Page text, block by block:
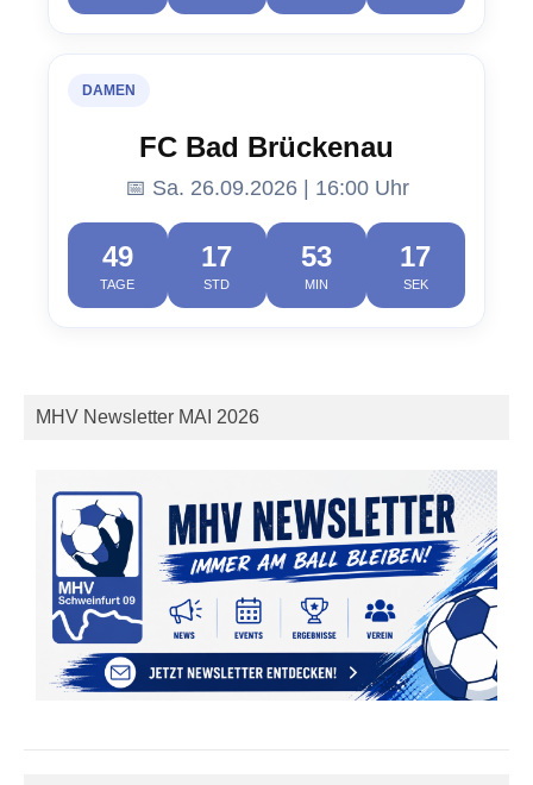
DAMEN
FC Bad Brückenau
📅 Sa. 26.09.2026 | 16:00 Uhr
49
TAGE
17
STD
53
MIN
16
SEK
MHV Newsletter MAI 2026